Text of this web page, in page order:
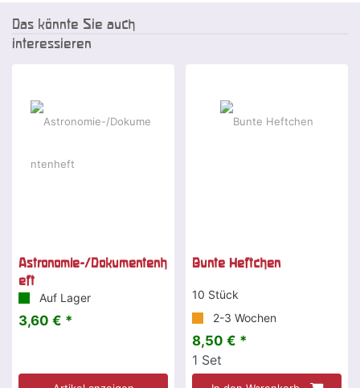
Das könnte Sie auch
interessieren
Astronomie-/Dokumentenh
eft
Auf Lager
3,60 € *
Bunte Heftchen
10 Stück
2-3 Wochen
8,50 € *
1 Set